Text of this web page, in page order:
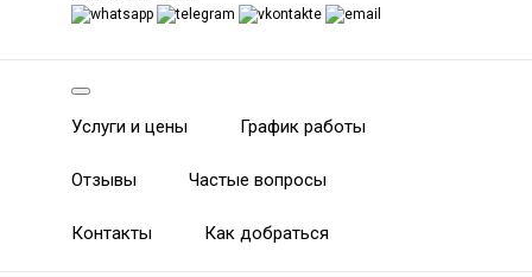
Услуги и цены График работы
Отзывы Частые вопросы
Контакты Как добраться